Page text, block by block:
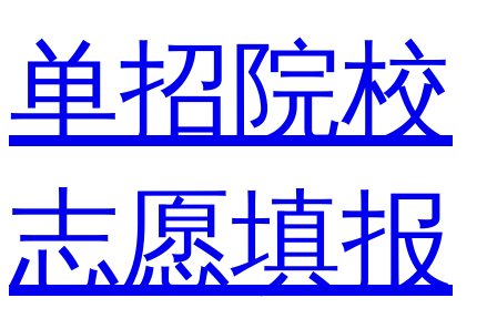
单招院校
志愿填报